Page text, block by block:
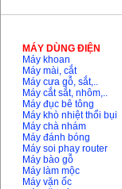
MÁY DÙNG ĐIỆN
Máy khoan
Máy mài, cắt
Máy cưa gỗ, sắt,..
Máy cắt sắt, nhôm,..
Máy đục bê tông
Máy khò nhiệt thổi bụi
Máy chà nhám
Máy đánh bóng
Máy soi phay router
Máy bào gỗ
Máy làm mộc
Máy vặn ốc